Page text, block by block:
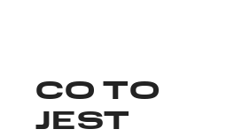
CO TO
JEST